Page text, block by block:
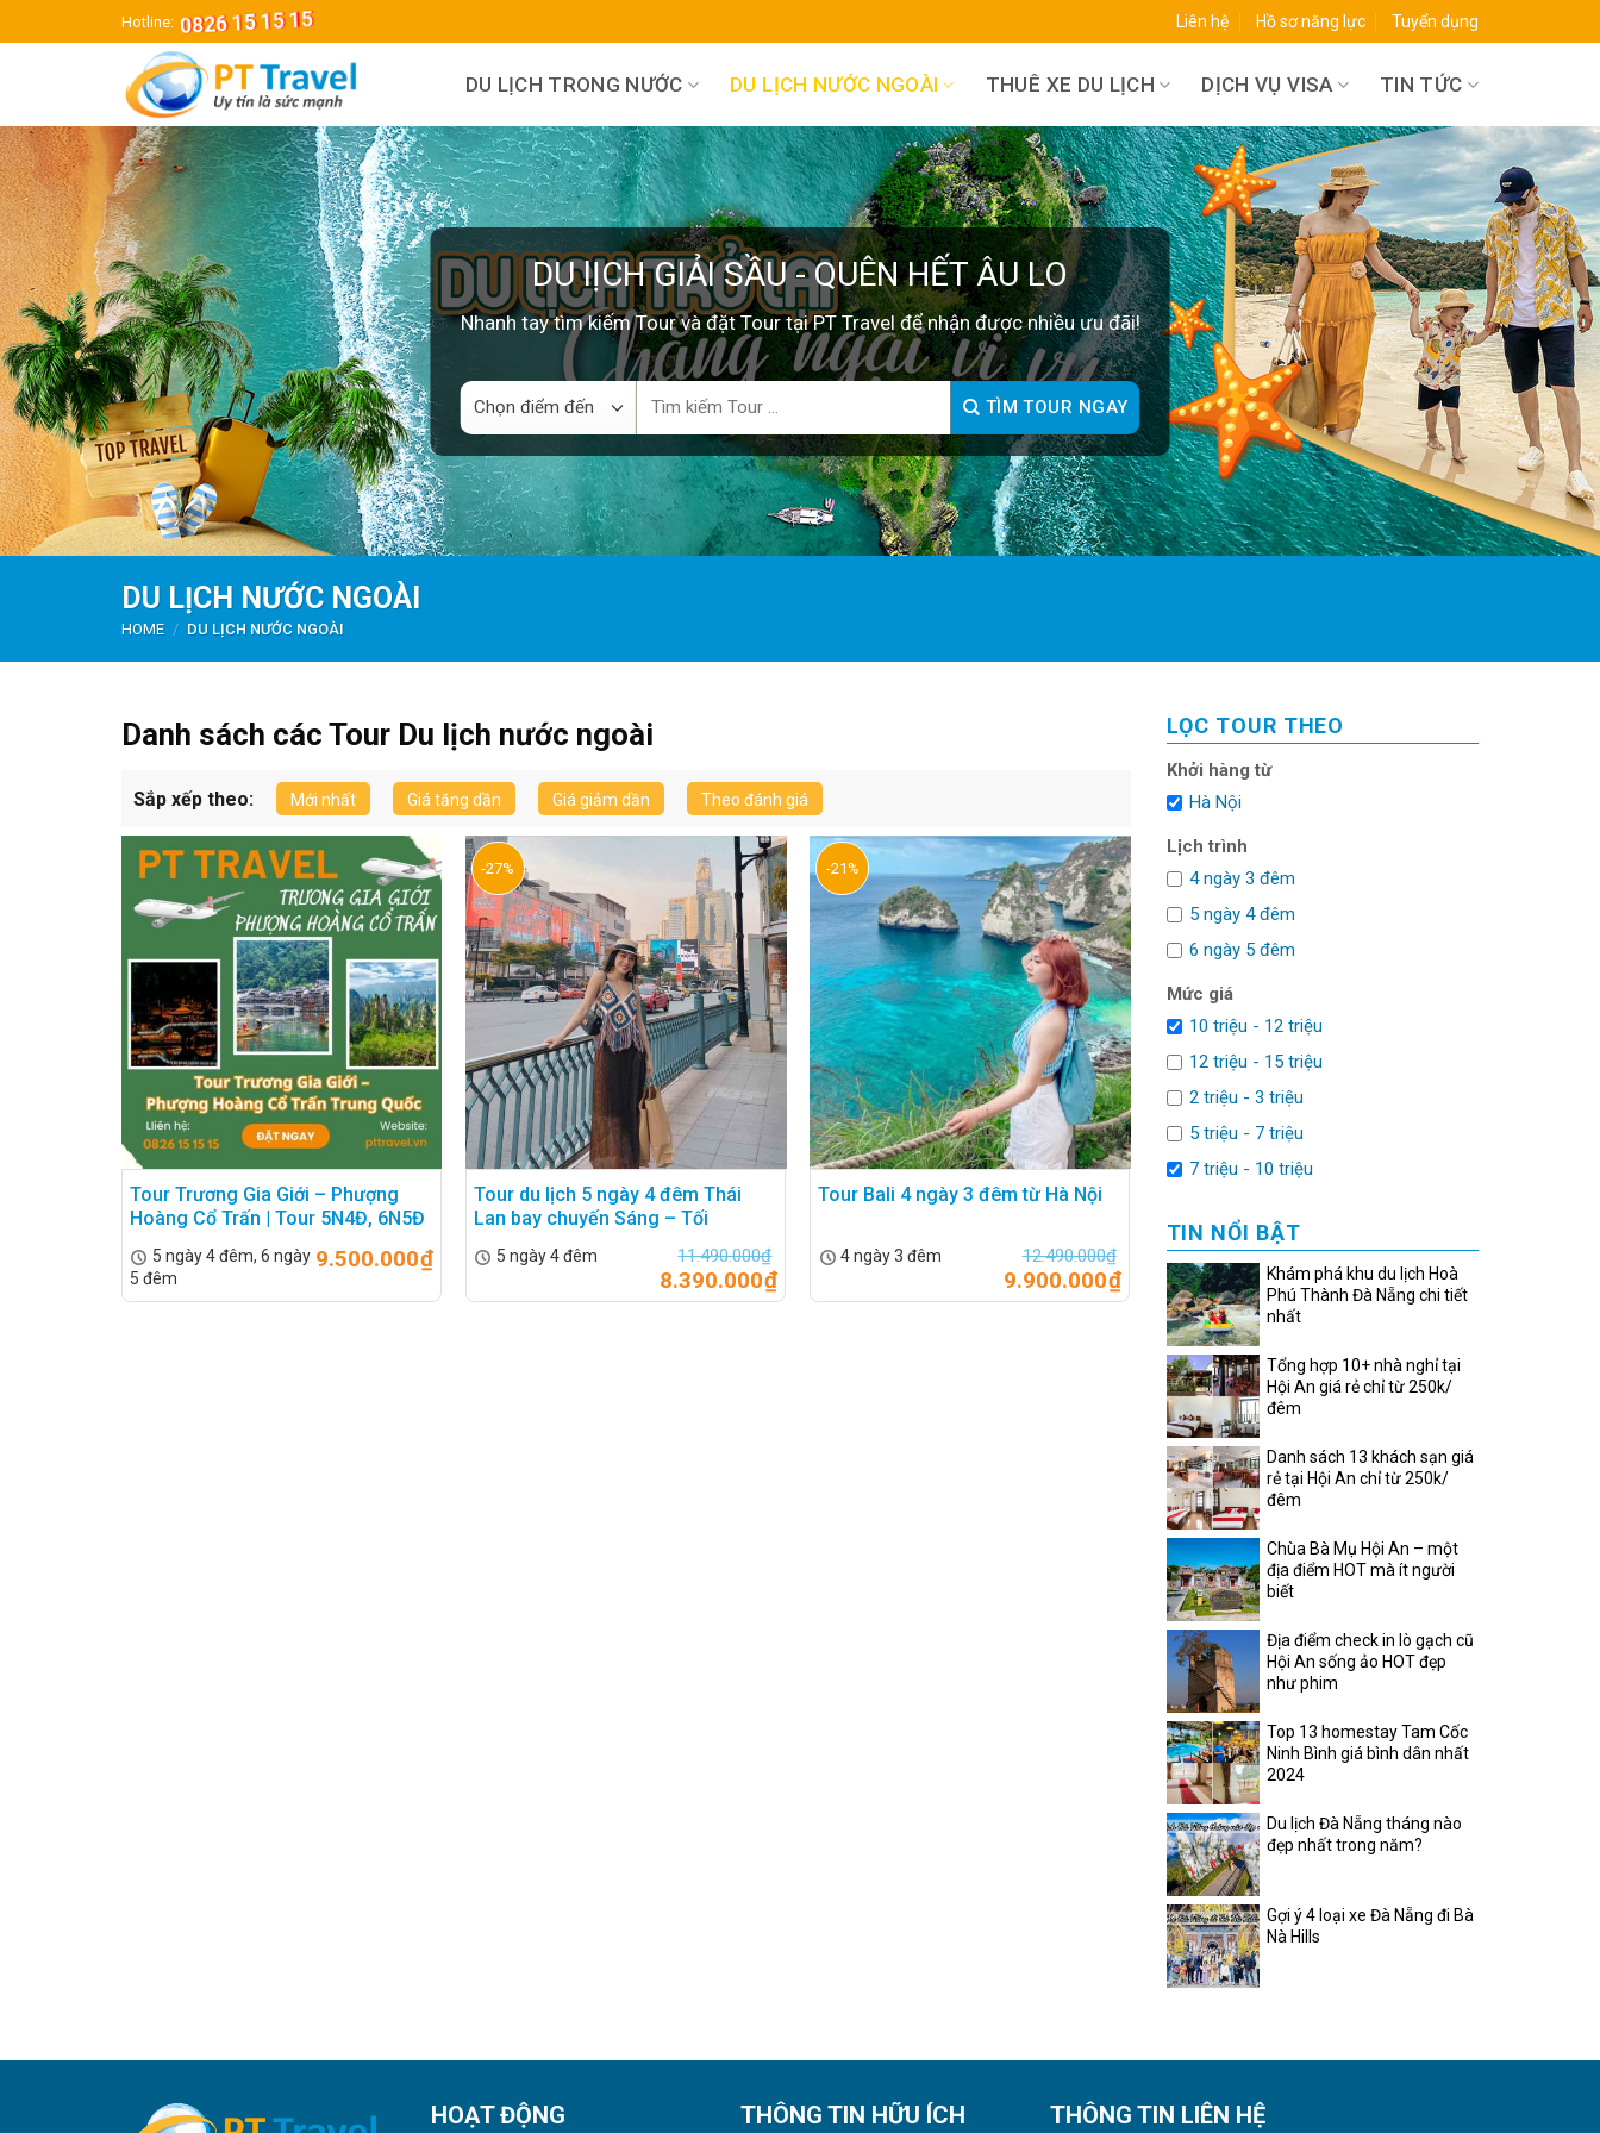
to
Hotline: 0826 15 15 15 Liên hệ Hồ sơ năng lực Tuyển dụng
DU LỊCH TRONG NƯỚC DU LỊCH NƯỚC NGOÀI THUÊ XE DU LỊCH DỊCH VỤ VISA TIN TỨC
DU lỊCH GIẢI SẦU - QUÊN HẾT ÂU LO
Nhanh tay tìm kiếm Tour và đặt Tour tại PT Travel để nhận được nhiều ưu đãi!
TÌM TOUR NGAY
DU LỊCH NƯỚC NGOÀI
HOME / DU LỊCH NƯỚC NGOÀI
Danh sách các Tour Du lịch nước ngoài
Sắp xếp theo: Mới nhất Giá tăng dần Giá giảm dần Theo đánh giá
Tour Trương Gia Giới – Phượng
Hoàng Cổ Trấn | Tour 5N4Đ, 6N5Đ
9.500.000₫
5 ngày 4 đêm, 6 ngày
5 đêm
-27%
Tour du lịch 5 ngày 4 đêm Thái
Lan bay chuyến Sáng – Tối
11.490.000₫
8.390.000₫
5 ngày 4 đêm
-21%
Tour Bali 4 ngày 3 đêm từ Hà Nội
12.490.000₫
9.900.000₫
4 ngày 3 đêm
LỌC TOUR THEO
Khởi hàng từ
Hà Nội
Lịch trình
4 ngày 3 đêm
5 ngày 4 đêm
6 ngày 5 đêm
Mức giá
10 triệu - 12 triệu
12 triệu - 15 triệu
2 triệu - 3 triệu
5 triệu - 7 triệu
7 triệu - 10 triệu
TIN NỔI BẬT
Khám phá khu du lịch Hoà
Phú Thành Đà Nẵng chi tiết
nhất
Tổng hợp 10+ nhà nghỉ tại
Hội An giá rẻ chỉ từ 250k/
đêm
Danh sách 13 khách sạn giá
rẻ tại Hội An chỉ từ 250k/
đêm
Chùa Bà Mụ Hội An – một
địa điểm HOT mà ít người
biết
Địa điểm check in lò gạch cũ
Hội An sống ảo HOT đẹp
như phim
Top 13 homestay Tam Cốc
Ninh Bình giá bình dân nhất
2024
Du lịch Đà Nẵng tháng nào
đẹp nhất trong năm?
Gợi ý 4 loại xe Đà Nẵng đi Bà
Nà Hills
HOẠT ĐỘNG THÔNG TIN HỮU ÍCH THÔNG TIN LIÊN HỆ